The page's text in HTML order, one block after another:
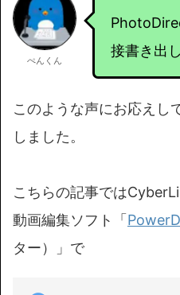
ぺんくん
接書き出
このような声にお応えし
しました。
こちらの記事では
動画編集ソフト「
ター）」で